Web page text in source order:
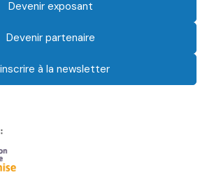
Devenir exposant
Devenir partenaire
à la newsletter